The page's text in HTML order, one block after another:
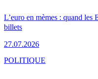
L’euro en mèmes : quand les
billets
27.07.2026
POLITIQUE